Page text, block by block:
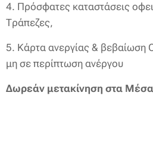
4. Πρόσφατες καταστάσεις
Τράπεζες,
5. Κάρτα ανεργίας & βεβαίωση
μη σε περίπτωση ανέργου
Δωρεάν μετακίνηση στα